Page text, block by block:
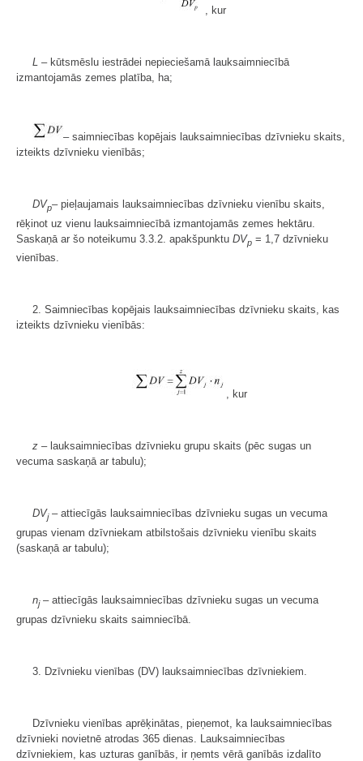
, kur
L – kūtsmēslu iestrādei nepieciešamā lauksaimniecībā
izmantojamās zemes platība, ha;
– saimniecības kopējais lauksaimniecības dzīvnieku skaits,
izteikts dzīvnieku vienībās;
DVp– pieļaujamais lauksaimniecības dzīvnieku vienību skaits,
rēķinot uz vienu lauksaimniecībā izmantojamās zemes hektāru.
Saskaņā ar šo noteikumu 3.3.2. apakšpunktu DVp = 1,7 dzīvnieku
vienības.
2. Saimniecības kopējais lauksaimniecības dzīvnieku skaits, kas
izteikts dzīvnieku vienībās:
, kur
z – lauksaimniecības dzīvnieku grupu skaits (pēc sugas un
vecuma saskaņā ar tabulu);
DVj– attiecīgās lauksaimniecības dzīvnieku sugas un vecuma
grupas vienam dzīvniekam atbilstošais dzīvnieku vienību skaits
(saskaņā ar tabulu);
nj– attiecīgās lauksaimniecības dzīvnieku sugas un vecuma
grupas dzīvnieku skaits saimniecībā.
3. Dzīvnieku vienības (DV) lauksaimniecības dzīvniekiem.
Dzīvnieku vienības aprēķinātas, pieņemot, ka lauksaimniecības
dzīvnieki novietnē atrodas 365 dienas. Lauksaimniecības
dzīvniekiem, kas uzturas ganībās, ir ņemts vērā ganībās izdalīto